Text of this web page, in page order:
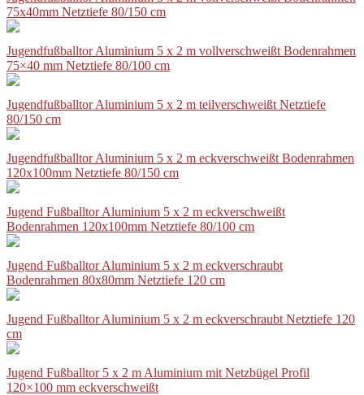
75x40mm Netztiefe 80/150 cm
Jugendfußballtor Aluminium 5 x 2 m vollverschweißt Bodenrahmen
75×40 mm Netztiefe 80/100 cm
Jugendfußballtor Aluminium 5 x 2 m teilverschweißt Netztiefe
80/150 cm
Jugendfußballtor Aluminium 5 x 2 m eckverschweißt Bodenrahmen
120x100mm Netztiefe 80/150 cm
Jugend Fußballtor Aluminium 5 x 2 m eckverschweißt
Bodenrahmen 120x100mm Netztiefe 80/100 cm
Jugend Fußballtor Aluminium 5 x 2 m eckverschraubt
Bodenrahmen 80x80mm Netztiefe 120 cm
Jugend Fußballtor Aluminium 5 x 2 m eckverschraubt Netztiefe 120
cm
Jugend Fußballtor 5 x 2 m Aluminium mit Netzbügel Profil
120×100 mm eckverschweißt